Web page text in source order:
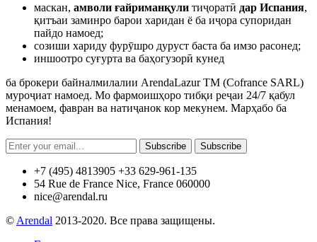
маскан, амволи ғайриманқули тиҷоратӣ дар Испания,
қитъаи заминро барои харидан ё ба иҷора супоридан
пайдо намоед;
созиши хариду фурӯшро дуруст баста ба имзо расонед;
иншоотро суғурта ва баҳогузорӣ кунед
ба брокери байналмилалии ArendaLazur TM (Cofrance SARL)
муроҷиат намоед. Мо фармоишҳоро тибқи реҷаи 24/7 қабул
менамоем, фавран ва натиҷанок кор мекунем. Марҳабо ба
Испания!
Subscribe Subscribe
+7 (495) 4813905 +33 629-961-135
54 Rue de France Nice, France 060000
nice@arendal.ru
© Arendal 2013-2020. Все права защищены.